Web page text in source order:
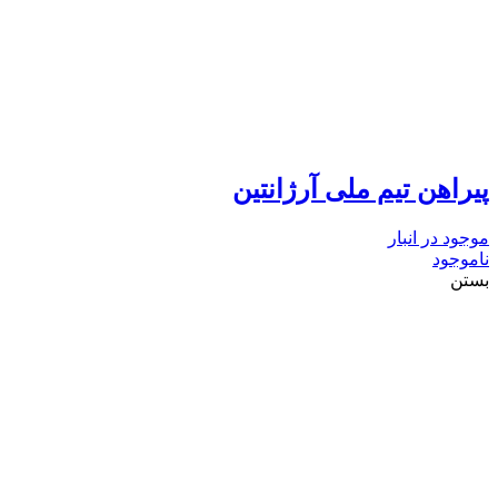
پیراهن تیم ملی آرژانتین
موجود در انبار
ناموجود
بستن